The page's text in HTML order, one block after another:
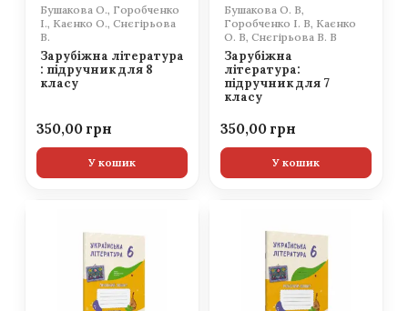
Бушакова О., Горобченко
І., Каєнко О., Снєгірьова
В.
Зарубіжна література
: підручник для 8
класу
350,00
У кошик
Бушакова О. В,
Горобченко І. В, Каєнко
О. В, Снєгірьова В. В
Зарубіжна
література:
підручник для 7
класу
350,00
У кошик